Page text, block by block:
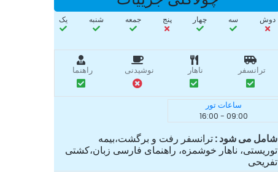
دوش سه‌ چهار پنج جمعه شنبه یک
ترانسفر ناهار نوشیدنی راهنما
ساعات تور
09:00 - 16:00
شامل می شود ترانسفر رفت و برگشت،بیمه
توریستی، ناهار خوشمزه، راهنمای فارسی زبان،کشتی
تفریحی